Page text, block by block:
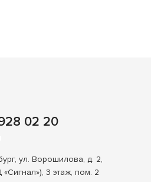
02 20
ул. Ворошилова, д. 2,
«Сигнал»), 3 этаж, пом. 2